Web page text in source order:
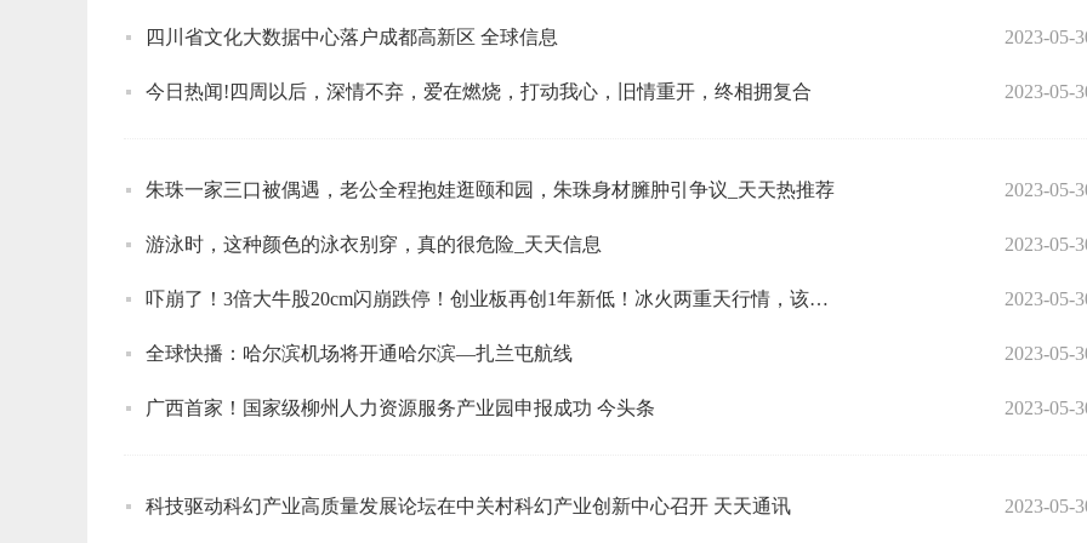
四川省文化大数据中心落户成都高新区 全球信息 2023-05-
今日热闻!四周以后，深情不弃，爱在燃烧，打动我心，旧情重开，终相拥复合 2023-05-
朱珠一家三口被偶遇，老公全程抱娃逛颐和园，朱珠身材臃肿引争议_天天热推荐 2023-05-
游泳时，这种颜色的泳衣别穿，真的很危险_天天信息 2023-05-
吓崩了！3倍大牛股20cm闪崩跌停！创业板再创1年新低！冰火两重天行情，该如何把握？ 今日快讯 2023-05-
全球快播：哈尔滨机场将开通哈尔滨—扎兰屯航线 2023-05-
广西首家！国家级柳州人力资源服务产业园申报成功 今头条 2023-05-
科技驱动科幻产业高质量发展论坛在中关村科幻产业创新中心召开 天天通讯 2023-05-